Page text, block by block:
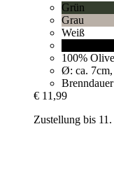
Grün
Grau
Weiß
100%
Ø: ca.
€ 11,99
Zustellung bis